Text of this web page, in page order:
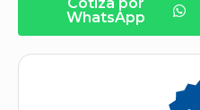
Cotiza por
WhatsApp